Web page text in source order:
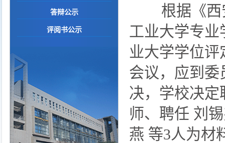
答辩公示
评阅书公示
根据《西安
工业大学专
业大学学位评
会议，应到委
决，学校决定
师、聘任 刘
燕 等3人为材